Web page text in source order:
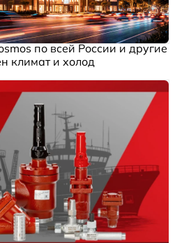
по всей России и другие
климат и холод